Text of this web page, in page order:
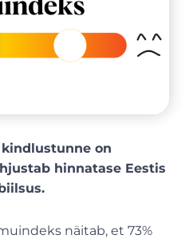
on
hinnatase Eestis
näitab, et 73%